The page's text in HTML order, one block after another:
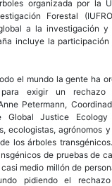
organizada por la
Forestal
a la investigación y
incluye la
el mundo la gente ha
exigir un
Petermann,
Global Justice Ecology
ecologistas, agrónomos
los árboles
de pruebas de
medio millón de
pidiendo el